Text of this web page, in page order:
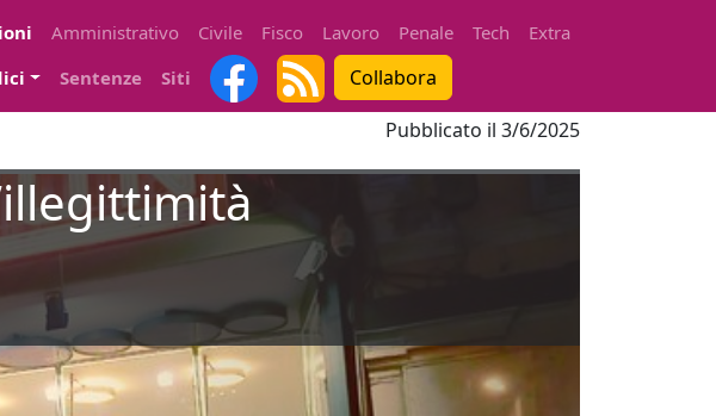
Amministrativo Civile Fisco Lavoro Penale Tech
Extra
Sentenze Siti Collabora
Pubblicato il 3/6/2025